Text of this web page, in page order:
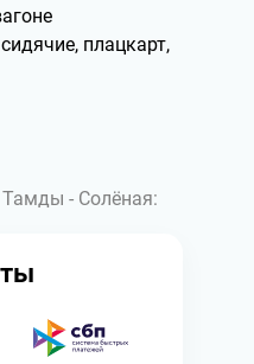
плацкарт,
- Солёная: